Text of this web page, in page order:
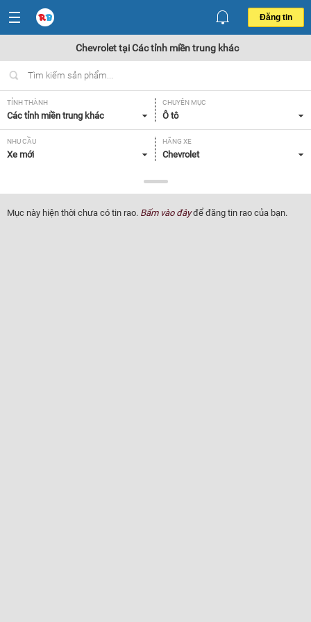
Đăng tin
Chevrolet tại Các tỉnh miền trung khác
TỈNH THÀNH
Các tỉnh miền trung khác
CHUYÊN MỤC
Ô tô
NHU CẦU
Xe mới
HÃNG XE
Chevrolet
Tất cả
NĂM SẢN XUẤT
Tất cả
GIÁ XE XUẤT XỨ
Mục này hiện thời chưa có tin rao. Bấm vào đâyđể đăng tin rao của bạn.